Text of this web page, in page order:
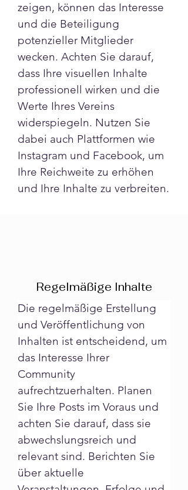
zeigen, können das Interesse
und die Beteiligung
potenzieller Mitglieder
wecken. Achten Sie darauf,
dass Ihre visuellen Inhalte
professionell wirken und die
Werte Ihres Vereins
widerspiegeln. Nutzen Sie
dabei auch Plattformen wie
Instagram und Facebook, um
Ihre Reichweite zu erhöhen
und Ihre Inhalte zu verbreiten.
Regelmäßige Inhalte
Die regelmäßige Erstellung
und Veröffentlichung von
Inhalten ist entscheidend, um
das Interesse Ihrer
Community
aufrechtzuerhalten. Planen
Sie Ihre Posts im Voraus und
achten Sie darauf, dass sie
abwechslungsreich und
relevant sind. Berichten Sie
über aktuelle